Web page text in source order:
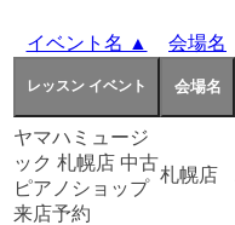
イベント名 ▲ 会場名
ヤマハミュージ
ック 札幌店 中古
ピアノショップ
来店予約
札幌店